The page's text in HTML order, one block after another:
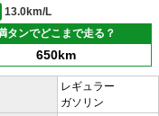
13.0km/L
タンでどこまで走る？
650km
レギュラー
ガソリン